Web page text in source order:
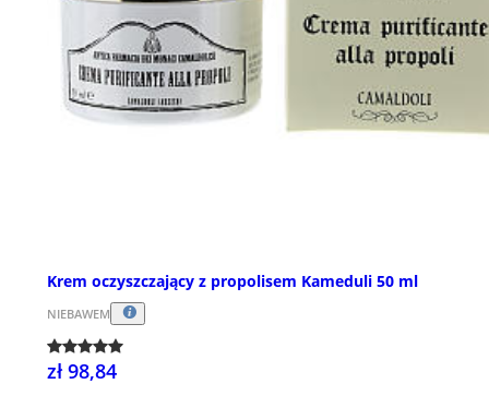
Krem oczyszczający z propolisem Kameduli 50 ml
NIEBAWEM
zł 98,84